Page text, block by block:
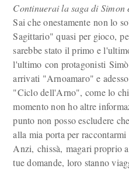
Continuerai la saga di Simon
Sai che onestamente non lo
Sagittario" quasi per gioco,
sarebbe stato il primo e
l'ultimo con protagonisti
arrivati "Arnoamaro" e
"Ciclo dell'Arno", come lo
momento non ho altre
punto non posso escludere
alla mia porta per
Anzi, chissà, magari proprio
tue domande, loro stanno